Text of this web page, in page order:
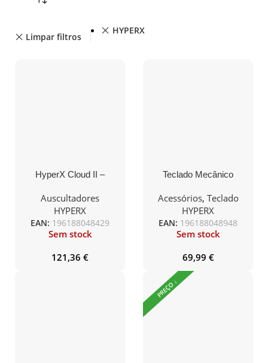
Limpar filtros
HYPERX
HyperX Cloud II –
Gunmetal) (KHX-HSCP-
GM)
Auscultadores
HYPERX
EAN: 196188048429
Sem stock
121,36 €
Teclado Mecânico
RGB Gaming US Red
Switches
Acessórios, Teclado
HYPERX
EAN: 196188048948
Sem stock
69,99 €
PREÇO ↓